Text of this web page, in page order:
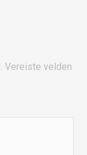
Vereiste velden